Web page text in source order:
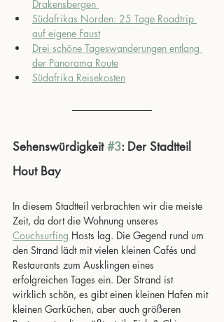
Drakensbergen
Südafrikas Norden: 25 Tage Roadtrip
auf eigene Faust
Drei schöne Tageswanderungen entlang
der Panorama Route
Südafrika Reisekosten
Sehenswürdigkeit #3: Der Stadtteil
Hout Bay
In diesem Stadtteil verbrachten wir die meiste
Zeit, da dort die Wohnung unseres
Couchsurfing Hosts lag. Die Gegend rund um
den Strand lädt mit vielen kleinen Cafés und
Restaurants zum Ausklingen eines
erfolgreichen Tages ein. Der Strand ist
wirklich schön, es gibt einen kleinen Hafen mit
kleinen Garküchen, aber auch größeren